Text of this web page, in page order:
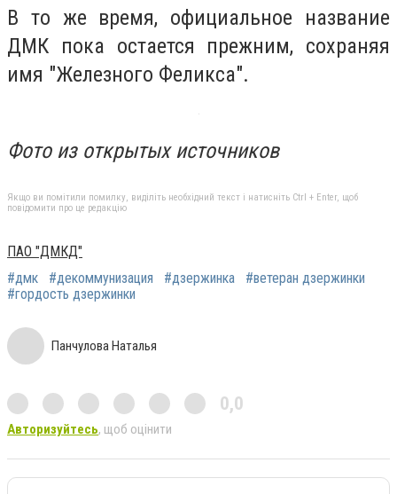
В то же время, официальное название
ДМК пока остается прежним, сохраняя
имя "Железного Феликса".
Фото из открытых источников
Якщо ви помітили помилку, виділіть необхідний текст і натисніть Ctrl + Enter, щоб
повідомити про це редакцію
ПАО "ДМКД"
#дмк
#декоммунизация #дзержинка
#ветеран дзержинки
#гордость дзержинки
Панчулова Наталья
0,0
Авторизуйтесь, щоб оцінити